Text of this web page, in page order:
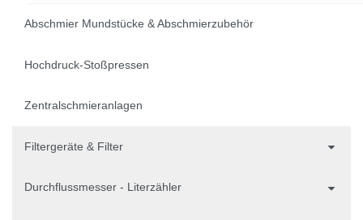
Abschmier Mundstücke & Abschmierzubehör
Hochdruck-Stoßpressen
Zentralschmieranlagen
Filtergeräte & Filter
Durchflussmesser - Literzähler